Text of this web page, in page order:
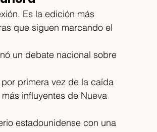
Es la edición más
que siguen marcando el
un debate nacional sobre
primera vez de la caída
influyentes de Nueva
estadounidense con una